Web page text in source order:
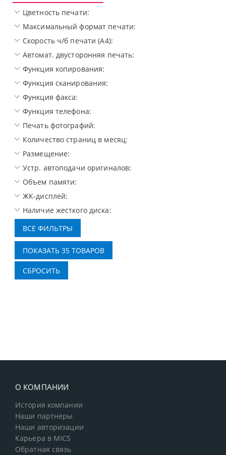
Цветность печати:
Максимальный формат печати:
Скорость ч/б печати (A4):
Автомат. двусторонняя печать:
Функция копирования:
Функция сканирования:
Функция факса:
Функция телефона:
Печать фотографий:
Количество страниц в месяц:
Размещение:
Устр. автоподачи оригиналов:
Объем памяти:
ЖК-дисплей:
Наличие жесткого диска:
О КОМПАНИИ
История компании
Наши партнеры
Наши авторизации
Карьера в MICS
Обратная связь